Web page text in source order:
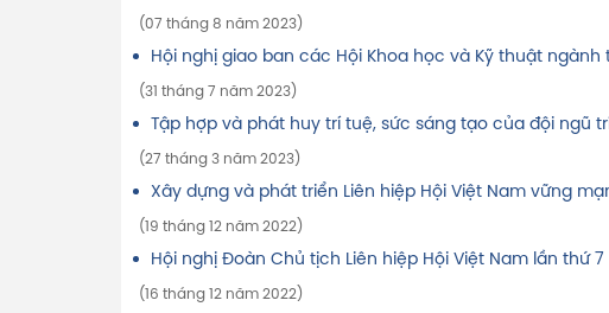
(07 tháng 8 năm 2023)
Hội nghị giao ban các Hội Khoa học và Kỹ thuật
(31 tháng 7 năm 2023)
Tập hợp và phát huy trí tuệ, sức sáng tạo của đội ngũ
(27 tháng 3 năm 2023)
Xây dựng và phát triển Liên hiệp Hội Việt Nam vững
(19 tháng 12 năm 2022)
Hội nghị Đoàn Chủ tịch Liên hiệp Hội Việt Nam lần thứ 7
(16 tháng 12 năm 2022)